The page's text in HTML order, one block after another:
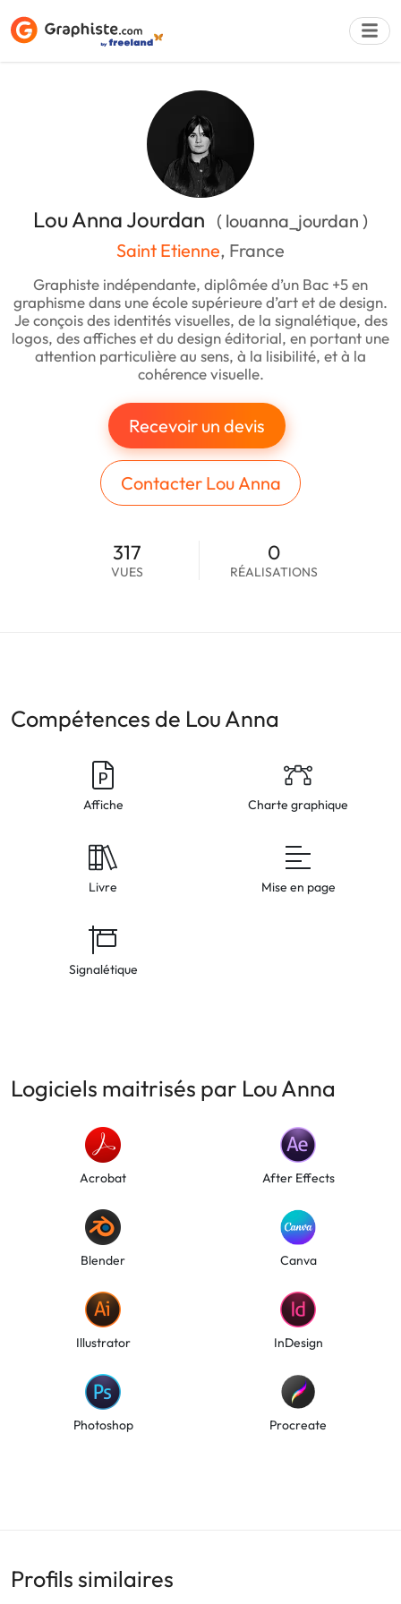
Lou Anna Jourdan ( louanna_jourdan )
Saint Etienne, France
Graphiste indépendante, diplômée d’un Bac +5 en
graphisme dans une école supérieure d’art et de design.
Je conçois des identités visuelles, de la signalétique, des
logos, des affiches et du design éditorial, en portant une
attention particulière au sens, à la lisibilité, et à la
cohérence visuelle.
Recevoir un devis
Contacter Lou Anna
317
VUES
0
RÉALISATIONS
Compétences de Lou Anna
Affiche Charte graphique
Livre Mise en page
Signalétique
Logiciels maitrisés par Lou Anna
Acrobat After Effects
Blender Canva
Illustrator InDesign
Photoshop Procreate
Profils similaires